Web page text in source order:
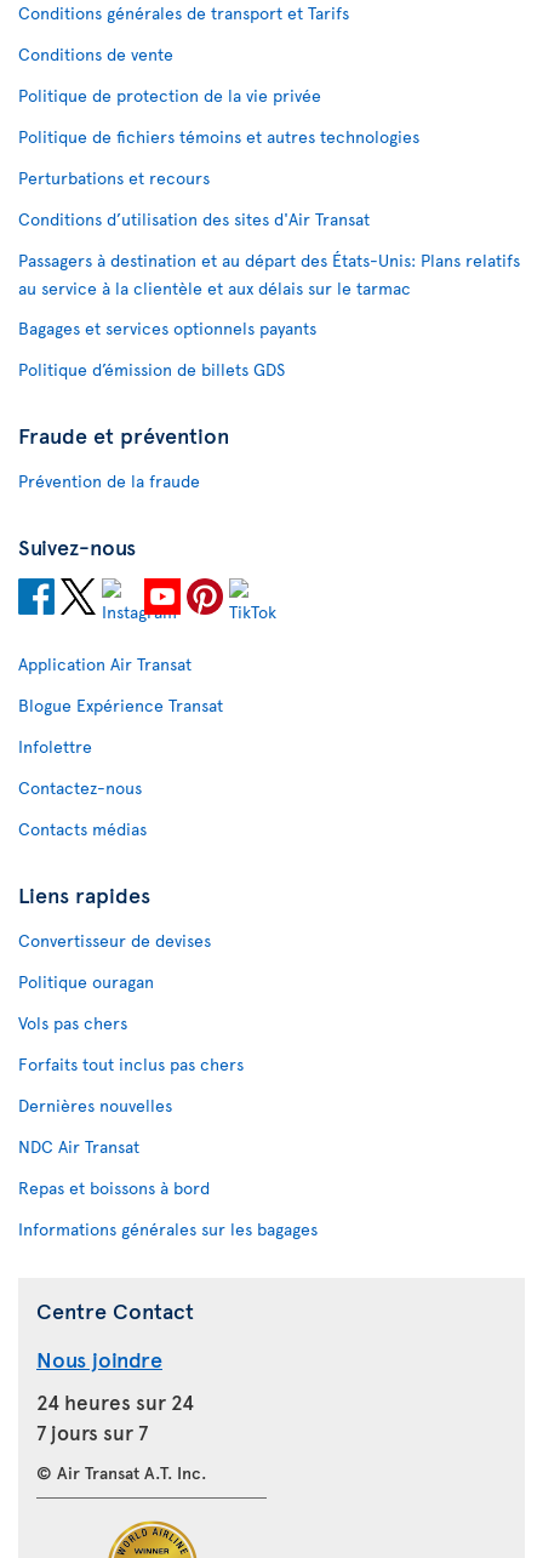
Conditions générales de transport et Tarifs
Conditions de vente
Politique de protection de la vie privée
Politique de fichiers témoins et autres technologies
Perturbations et recours
Conditions d’utilisation des sites d'Air Transat
Passagers à destination et au départ des États-Unis: Plans relatifs
au service à la clientèle et aux délais sur le tarmac
Bagages et services optionnels payants
Politique d’émission de billets GDS
Fraude et prévention
Prévention de la fraude
Suivez-nous
Application Air Transat
Blogue Expérience Transat
Infolettre
Contactez-nous
Contacts médias
Liens rapides
Convertisseur de devises
Politique ouragan
Vols pas chers
Forfaits tout inclus pas chers
Dernières nouvelles
NDC Air Transat
Repas et boissons à bord
Informations générales sur les bagages
Centre Contact
Nous joindre
24 heures sur 24
7 jours sur 7
© Air Transat A.T. Inc.